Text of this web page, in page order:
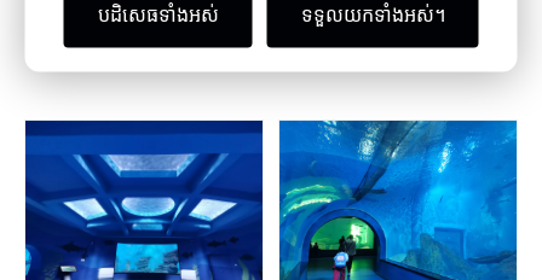
និងលើសពីនេះ បង្ហាញពីសមត្ថភាពរបស់ពួកគេក្នុងការផ្តល់នូវដំណោះស្រាយ
បដិសេធទាំងអស់ ទទួលយកទាំងអស់។